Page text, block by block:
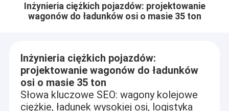
Inżynieria ciężkich pojazdów: projektowanie
wagonów do ładunków osi o masie 35 ton
Inżynieria ciężkich pojazdów:
projektowanie wagonów do ładunków
osi o masie 35 ton
Słowa kluczowe SEO: wagony kolejowe
ciężkie, ładunek wysokiej osi, logistyka